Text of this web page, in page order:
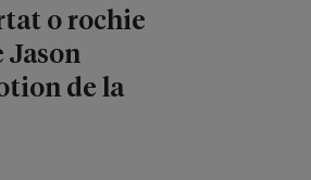
o rochie
Jason
de la